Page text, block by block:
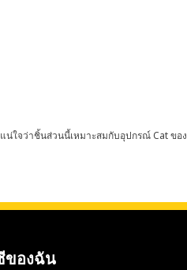
ใจว่าชิ้นส่วนนี้เหมาะสมกับอุปกรณ์ Cat ข
องฉัน